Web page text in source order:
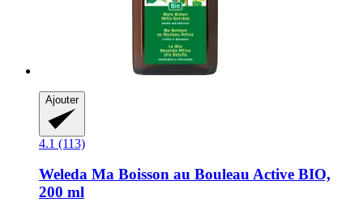
Ajouter
4.1 (113)
Weleda Ma Boisson au Bouleau Active BIO,
200 ml